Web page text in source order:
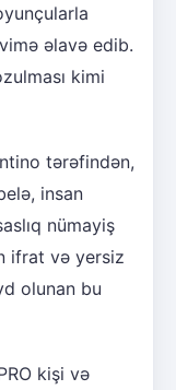
əlavə edib.
kimi
tərəfindən,
insan
nümayiş
ifrat və yersiz
olunan bu
kişi və